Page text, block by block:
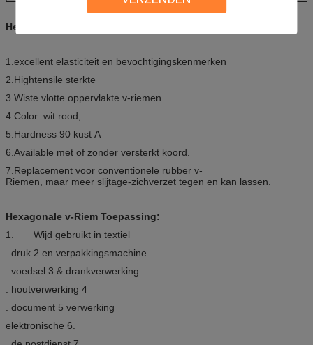
Hexagonale v-Riem Eigenschap:
1.excellent elasticiteit en bevochtigingskenmerken
2.Hightensile sterkte
3.Wiste vlotte oppervlakte v-riemen
4.Color: wit rood,
5.Hardness 90 kust A
6.Available met of zonder versterkt koord.
7.Replacement voor conventionele rubber v-
Riemen, maar meer slijtage-zichverzet tegen en kan lassen.
Hexagonale v-Riem Toepassing:
1. Wijd gebruikt in textiel
. druk 2 en verpakkingsmachine
. voedsel 3 & drankverwerking
. houtverwerking 4
. document 5 verwerking
elektronische 6.